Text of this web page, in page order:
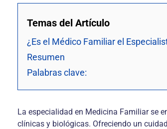
Temas del Artículo
¿Es el Médico Familiar el
Resumen
Palabras clave:
La especialidad en Medicina Familiar se
clínicas y biológicas. Ofreciendo un